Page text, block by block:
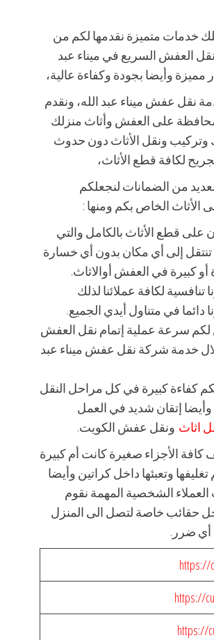
خدمات متميزة نقدمها لكم من
العفش السريع في ميناء عبد
مميزة وأيضا بجودة وكفاءة عالية،
نقل عفش ميناء عبد الله، ونقدم
على العفش وأثاث منزلك
وتركيب ونقل الأثاث دون حدوث
لكافة قطع الأثاث،
من الضمانات لنجعلكم
الأثاث الخاص بكم ومنها :
على قطع الأثاث بالكامل والتي
إلى أي مكان بدون أي خسارة
كبيرة في العفش أوالاثاث.
تنافسية لكافة عملائنا لذلك
دائما في متناول أيدي الجميع.
سرعة عملية إتمام نقل العفش
خدمة شركة نقل عفش ميناء عبد
كفاءة كبيرة في كل مراحل النقل
وأيضا إتقان شديد في العمل
اثاث ونقل عفش الكويت.
كافة الأجزاء صغيرة كانت أم كبيرة
تغليفها وتعبئها داخل كراتين وأيضا
الشخصية المهمة نقوم
حقائب خاصة لتصل الى المنزل
أي ضرر.
https://
https://
https://